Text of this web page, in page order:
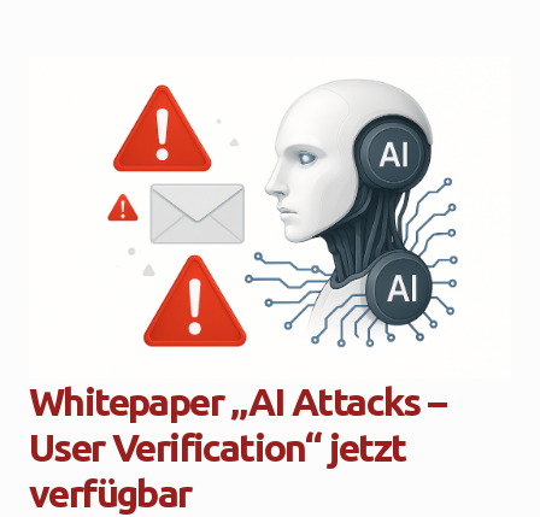
Whitepaper „AI Attacks –
User Verification“ jetzt
verfügbar